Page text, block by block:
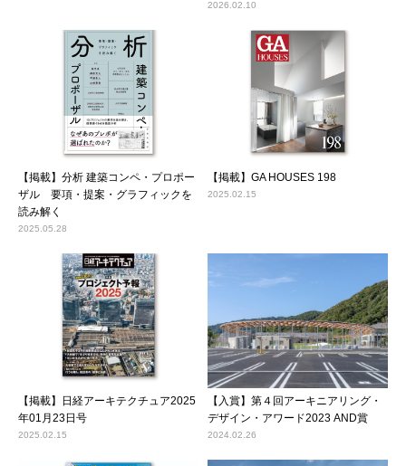
2026.02.10
【掲載】分析 建築コンペ・プロポー
ザル 要項・提案・グラフィックを
読み解く
2025.05.28
【掲載】GA HOUSES 198
2025.02.15
【掲載】日経アーキテクチュア2025
年01月23日号
2025.02.15
【入賞】第４回アーキニアリング・
デザイン・アワード2023 AND賞
2024.02.26